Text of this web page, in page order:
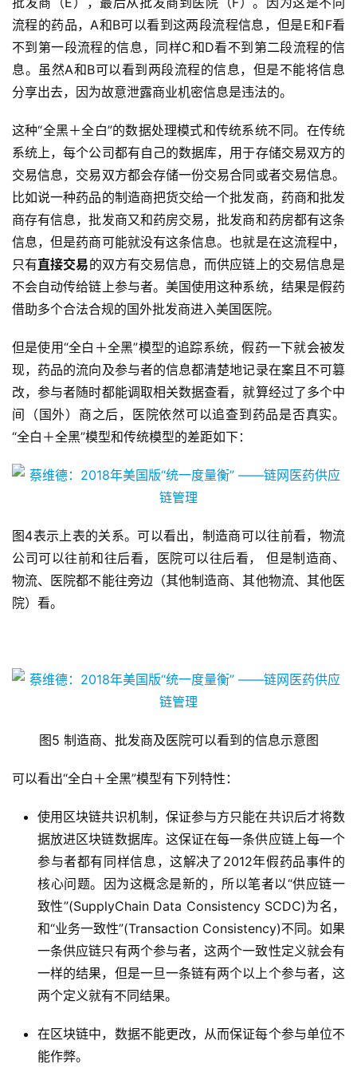
流程的药品，A和B可以看到这两段流程信息，但是E和F看
不到第一段流程的信息，同样C和D看不到第二段流程的信
息。虽然A和B可以看到两段流程的信息，但是不能将信息
分享出去，因为故意泄露商业机密信息是违法的。
这种“全黑＋全白”的数据处理模式和传统系统不同。在传统
系统上，每个公司都有自己的数据库，用于存储交易双方的
交易信息，交易双方都会存储一份交易合同或者交易信息。
比如说一种药品的制造商把货交给一个批发商，药商和批发
商存有信息，批发商又和药房交易，批发商和药房都有这条
信息，但是药商可能就没有这条信息。也就是在这流程中，
只有直接交易的双方有交易信息，而供应链上的交易信息是
不会自动传给链上参与者。美国使用这种系统，结果是假药
借助多个合法合规的国外批发商进入美国医院。
但是使用“全白＋全黑”模型的追踪系统，假药一下就会被发
现，药品的流向及参与者的信息都清楚地记录在案且不可篡
改，参与者随时都能调取相关数据查看，就算经过了多个中
间（国外）商之后，医院依然可以追查到药品是否真实。
“全白＋全黑”模型和传统模型的差距如下：
图4表示上表的关系。可以看出，制造商可以往前看，物流
公司可以往前和往后看，医院可以往后看， 但是制造商、
物流、医院都不能往旁边（其他制造商、其他物流、其他医
院）看。
图5 制造商、批发商及医院可以看到的信息示意图
可以看出“全白＋全黑”模型有下列特性：
使用区块链共识机制，保证参与方只能在共识后才将数
据放进区块链数据库。这保证在每一条供应链上每一个
参与者都有同样信息，这解决了2012年假药品事件的
核心问题。因为这概念是新的，所以笔者以“供应链一
致性”(SupplyChain Data Consistency SCDC)为名，
和“业务一致性”(Transaction Consistency)不同。如果
一条供应链只有两个参与者，这两个一致性定义就会有
一样的结果，但是一旦一条链有两个以上个参与者，这
两个定义就有不同结果。
在区块链中，数据不能更改，从而保证每个参与单位不
能作弊。